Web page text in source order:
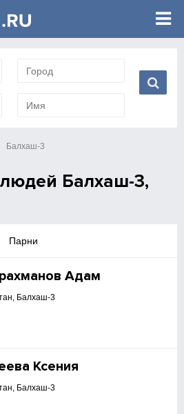
Балхаш-3
Балхаш-3,
Парни
Адам
Балхаш-3
Ксения
Балхаш-3